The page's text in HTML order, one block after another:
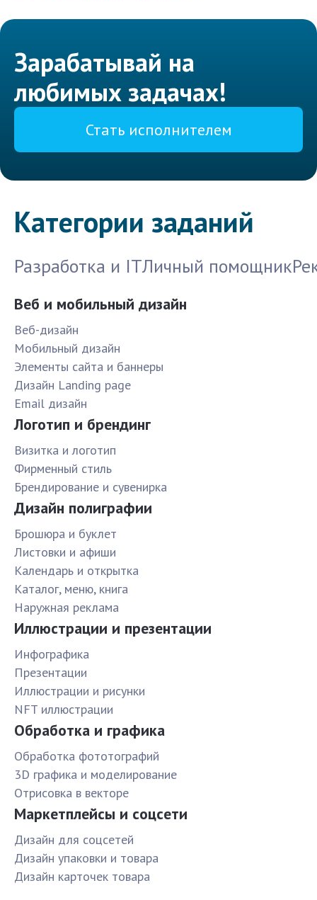
Зарабатывай на
любимых задачах!
Стать исполнителем
Категории заданий
Разработка и ITЛичный помощник
Веб и мобильный дизайн
Веб-дизайн
Мобильный дизайн
Элементы сайта и баннеры
Дизайн Landing page
Email дизайн
Логотип и брендинг
Визитка и логотип
Фирменный стиль
Брендирование и сувенирка
Дизайн полиграфии
Брошюра и буклет
Листовки и афиши
Календарь и открытка
Каталог, меню, книга
Наружная реклама
Иллюстрации и презентации
Инфографика
Презентации
Иллюстрации и рисунки
NFT иллюстрации
Обработка и графика
Обработка фототографий
3D графика и моделирование
Отрисовка в векторе
Маркетплейсы и соцсети
Дизайн для соцсетей
Дизайн упаковки и товара
Дизайн карточек товара